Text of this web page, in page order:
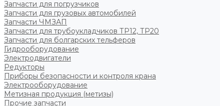
Запчасти для погрузчиков
Запчасти для грузовых автомобилей
Запчасти ЧМЗАП
Запчасти для трубоукладчиков ТР12, ТР20
Запчасти для болгарских тельферов
Гидрооборудование
Электродвигатели
Редукторы
Приборы безопасности и контроля крана
Электрооборудование
Метизная продукция (метизы)
Прочие запчасти